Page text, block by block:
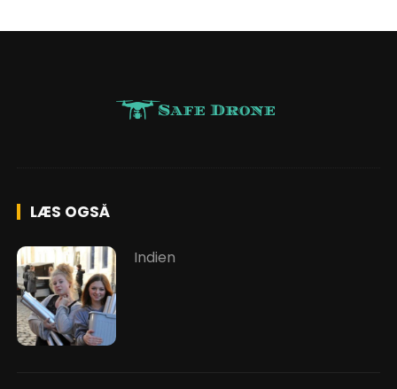
LÆS OGSÅ
Indien